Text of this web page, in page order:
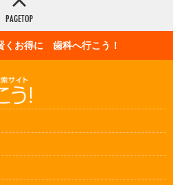
くお得に 歯科へ行こう！